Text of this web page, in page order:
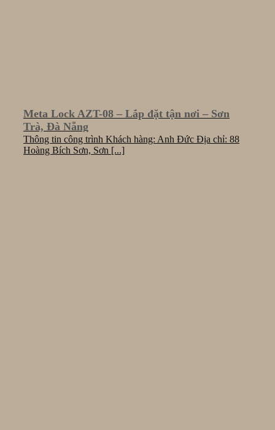
Meta Lock AZT-08 – Lắp đặt tận nơi – Sơn
Trà, Đà Nẵng
Thông tin công trình Khách hàng: Anh Đức Địa chỉ: 88
Hoàng Bích Sơn, Sơn [...]